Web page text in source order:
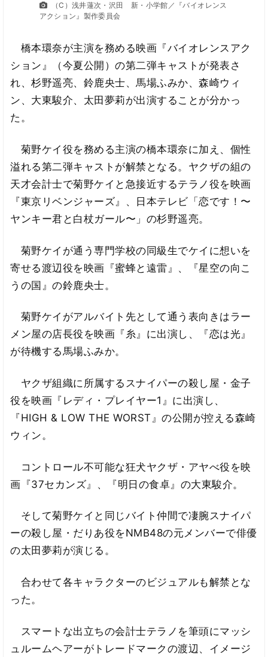
（C）浅井蓮次・沢田 新・小学館／『バイオレンス
アクション』製作委員会
橋本環奈が主演を務める映画『バイオレンスアク
ション』（今夏公開）の第二弾キャストが発表さ
れ、杉野遥亮、鈴鹿央士、馬場ふみか、森崎ウィ
ン、大東駿介、太田夢莉が出演することが分かっ
た。
菊野ケイ役を務める主演の橋本環奈に加え、個性
溢れる第二弾キャストが解禁となる。ヤクザの組の
天才会計士で菊野ケイと急接近するテラノ役を映画
『東京リベンジャーズ』、日本テレビ「恋です！〜
ヤンキー君と白杖ガール〜」の杉野遥亮。
菊野ケイが通う専門学校の同級生でケイに想いを
寄せる渡辺役を映画『蜜蜂と遠雷』、『星空の向こ
うの国』の鈴鹿央士。
菊野ケイがアルバイト先として通う表向きはラー
メン屋の店長役を映画『糸』に出演し、『恋は光』
が待機する馬場ふみか。
ヤクザ組織に所属するスナイパーの殺し屋・金子
役を映画『レディ・プレイヤー1』に出演し、
『HIGH & LOW THE WORST』の公開が控える森崎
ウィン。
コントロール不可能な狂犬ヤクザ・アヤべ役を映
画『37セカンズ』、『明日の食卓』の大東駿介。
そして菊野ケイと同じバイト仲間で凄腕スナイパ
ーの殺し屋・だりあ役をNMB48の元メンバーで俳優
の太田夢莉が演じる。
合わせて各キャラクターのビジュアルも解禁とな
った。
スマートな出立ちの会計士テラノを筆頭にマッシ
ュルームヘアーがトレードマークの渡辺、イメージ